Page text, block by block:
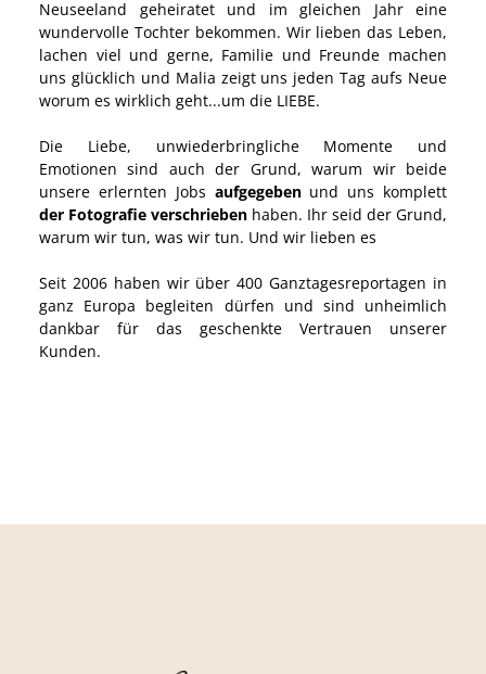
Neuseeland geheiratet und im gleichen Jahr eine
wundervolle Tochter bekommen. Wir lieben das Leben,
lachen viel und gerne, Familie und Freunde machen
uns glücklich und Malia zeigt uns jeden Tag aufs Neue
worum es wirklich geht...um die LIEBE.
Die Liebe, unwiederbringliche Momente und
Emotionen sind auch der Grund, warum wir beide
unsere erlernten Jobs aufgegebenund uns komplett
der Fotografie verschrieben haben. Ihr seid der Grund,
warum wir tun, was wir tun. Und wir lieben es
Seit 2006 haben wir über 400 Ganztagesreportagen in
ganz Europa begleiten dürfen und sind unheimlich
dankbar für das geschenkte Vertrauen unserer
Kunden.